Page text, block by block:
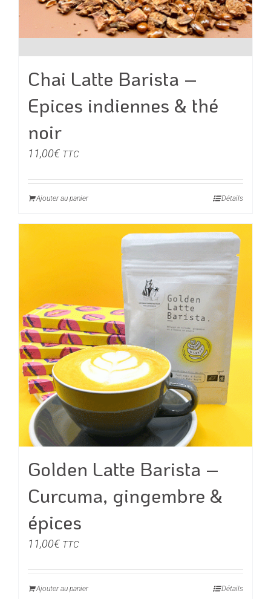
Chai Latte Barista –
Epices indiennes & thé
noir
11,00€ TTC
Ajouter au panier Détails
Golden Latte Barista –
Curcuma, gingembre &
épices
11,00€ TTC
Ajouter au panier Détails